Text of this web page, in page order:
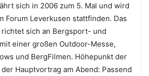
sich in 2006 zum 5. Mal und wird
Forum Leverkusen stattfinden. Das
sich an Bergsport- und
einer großen Outdoor-Messe,
und BergFilmen. Höhepunkt der
Hauptvortrag am Abend: Passend